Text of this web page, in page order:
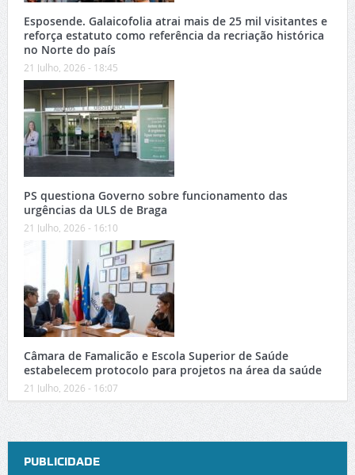
Esposende. Galaicofolia atrai mais de 25 mil visitantes e
reforça estatuto como referência da recriação histórica
no Norte do país
21 Julho, 2026 - 18:45
PS questiona Governo sobre funcionamento das
urgências da ULS de Braga
21 Julho, 2026 - 16:10
Câmara de Famalicão e Escola Superior de Saúde
estabelecem protocolo para projetos na área da saúde
21 Julho, 2026 - 16:07
PUBLICIDADE